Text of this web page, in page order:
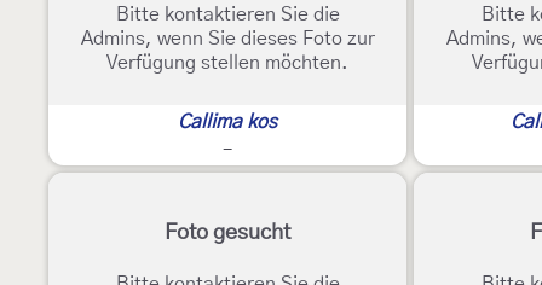
Bitte kontaktieren Sie die
Admins, wenn Sie dieses Foto zur
Verfügung stellen möchten.
Callima kos
-
Bitte
Admins,
Foto gesucht